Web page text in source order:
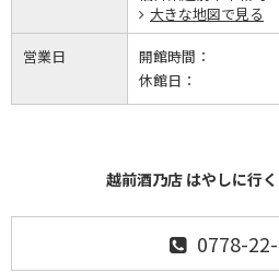
大きな地図で見る
営業日
開館時間：
休館日：
越前酒乃店 はやしに行
0778-